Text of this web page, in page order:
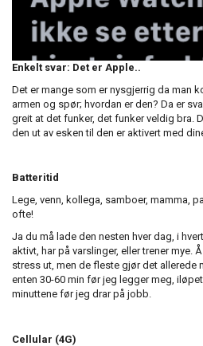
Enkelt svar: Det er Apple..
Det er mange som er nysgjerrig da man
armen og spør; hvordan er den? Da er
greit at det funker, det funker veldig bra.
den ut av esken til den er aktivert med
Batteritid
Lege, venn, kollega, samboer, mamma,
ofte!
Ja du må lade den nesten hver dag, i
aktivt, har på varslinger, eller trener mye.
stress ut, men de fleste gjør det allerede
enten 30-60 min før jeg legger meg,
minuttene før jeg drar på jobb.
Cellular (4G)